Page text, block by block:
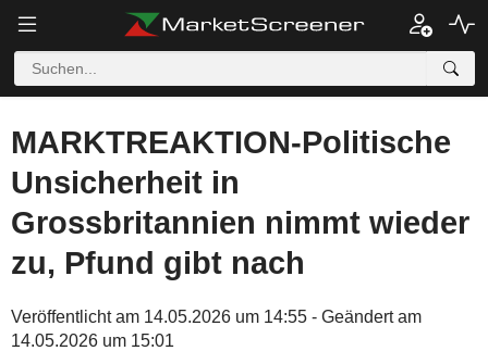
MARKTREAKTION-Politische
Unsicherheit in
Grossbritannien nimmt wieder
zu, Pfund gibt nach
Veröffentlicht am 14.05.2026 um 14:55 - Geändert am
14.05.2026 um 15:01